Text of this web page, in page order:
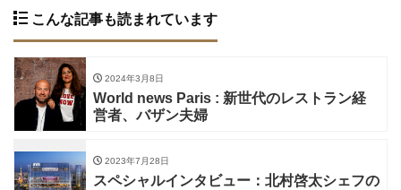
こんな記事も読まれています
2024年3月8日
World news Paris : 新世代のレストラン経
営者、バザン夫婦
2023年7月28日
スペシャルインタビュー：北村啓太シェフの